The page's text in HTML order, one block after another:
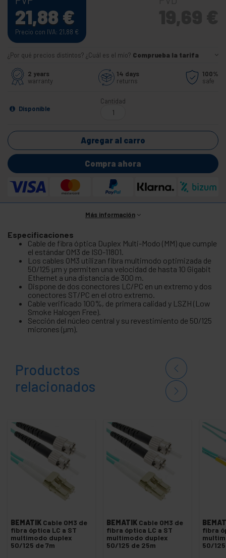
21,88 €
Precio con IVA: 21,88 €
¿Por qué precios distintos? ¿Cuál es el mío? Comprueba la tarifa
2 years
warranty
14 days
returns
100%
safe
Disponible
Cantidad
Agregar al carro
Compra ahora
Más información
Especificaciones
Cable de fibra óptica Duplex Multi-Modo (MM) que cumple
el estándar OM3 de ISO-11801.
Los cables OM3 utilizan fibra multimodo optimizada de
50/125 µm y permiten una velocidad de hasta 10 Gigabit
Ethernet a una distancia de 300 m.
Dispone de dos conectores LC/PC en un extremo y dos
conectores ST/PC en el otro extremo.
Cable verificado 100%, de primera calidad y LSZH (Low
Smoke Halogen Free).
Sección del núcleo central y su revestimiento de 50/125
micrones (µm).
Productos
relacionados
BEMATIK Cable OM3 de
fibra óptica LC a ST
multimodo duplex
50/125 de 7m
BEMATIK Cable OM3 de
fibra óptica LC a ST
multimodo duplex
50/125 de 25m
fibra
50/